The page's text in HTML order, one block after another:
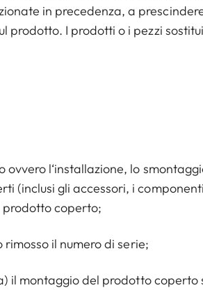
in precedenza, a
prodotto. I prodotti o i pezzi
l‘installazione, lo
(inclusi gli accessori, i
coperto;
il numero di serie;
il montaggio del prodotto coperto